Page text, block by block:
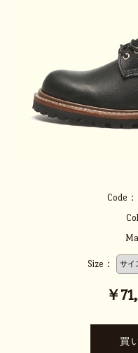
Code：
Size：
￥